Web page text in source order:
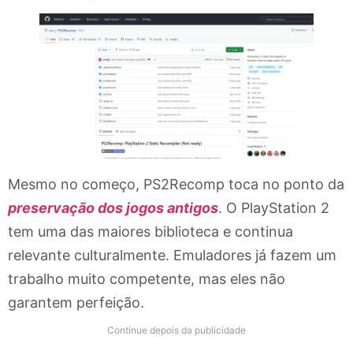
Mesmo no começo, PS2Recomp toca no ponto da
preservação dos jogos antigos. O PlayStation 2
tem uma das maiores biblioteca e continua
relevante culturalmente. Emuladores já fazem um
trabalho muito competente, mas eles não
garantem perfeição.
Continue depois da publicidade